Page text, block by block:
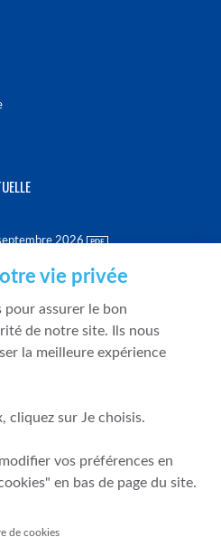
2026
et de résolution
vie privée
pour assurer le bon
de notre site. Ils nous
la meilleure expérience
cliquez sur Je choisis.
vos préférences en
en bas de page du site.
de cookies